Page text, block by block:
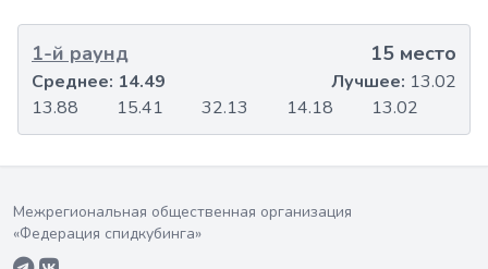
1-й раунд 15 место
13.88 15.41 32.13 14.18 13.02
Среднее: 14.49 Лучшее: 13.02
Межрегиональная общественная организация
«Федерация спидкубинга»